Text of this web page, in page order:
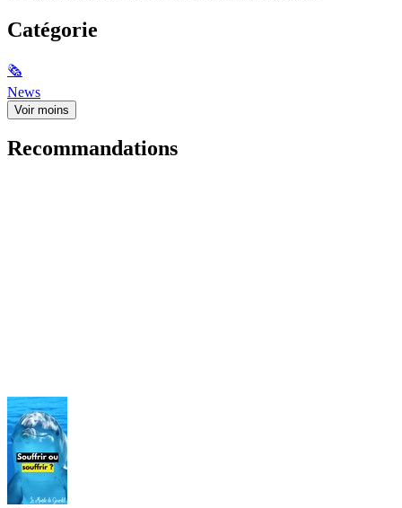
Catégorie
🗞
News
Voir moins
Recommandations